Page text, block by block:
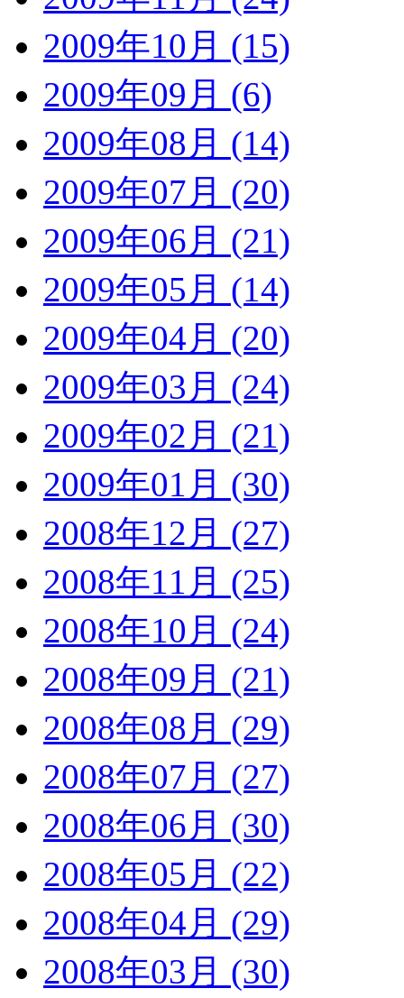
2009年10月 (15)
2009年09月 (6)
2009年08月 (14)
2009年07月 (20)
2009年06月 (21)
2009年05月 (14)
2009年04月 (20)
2009年03月 (24)
2009年02月 (21)
2009年01月 (30)
2008年12月 (27)
2008年11月 (25)
2008年10月 (24)
2008年09月 (21)
2008年08月 (29)
2008年07月 (27)
2008年06月 (30)
2008年05月 (22)
2008年04月 (29)
2008年03月 (30)